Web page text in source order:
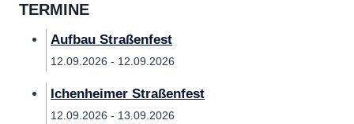
TERMINE
Aufbau Straßenfest
12.09.2026 - 12.09.2026
Ichenheimer Straßenfest
12.09.2026 - 13.09.2026